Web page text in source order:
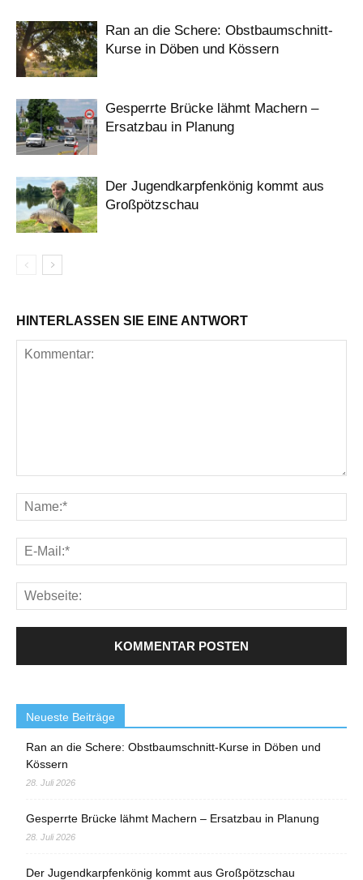
Ran an die Schere: Obstbaumschnitt-
Kurse in Döben und Kössern
Gesperrte Brücke lähmt Machern –
Ersatzbau in Planung
Der Jugendkarpfenkönig kommt aus
Großpötzschau
HINTERLASSEN SIE EINE ANTWORT
Neueste Beiträge
Ran an die Schere: Obstbaumschnitt-Kurse in Döben und
Kössern
28. Juli 2026
Gesperrte Brücke lähmt Machern – Ersatzbau in Planung
28. Juli 2026
Der Jugendkarpfenkönig kommt aus Großpötzschau